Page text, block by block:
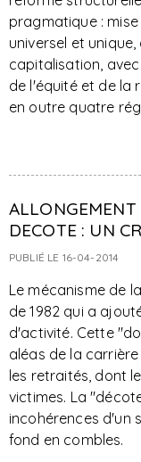
pragmatique :
universel et
capitalisation,
de l'équité et de la
en outre quatre
DECOTE : UN
PUBLIÉ LE 16-04-2014
Le mécanisme de
de 1982 qui a
d'activité. Cette
aléas de la
les retraités, dont
victimes. La
incohérences d'un
fond en combles.